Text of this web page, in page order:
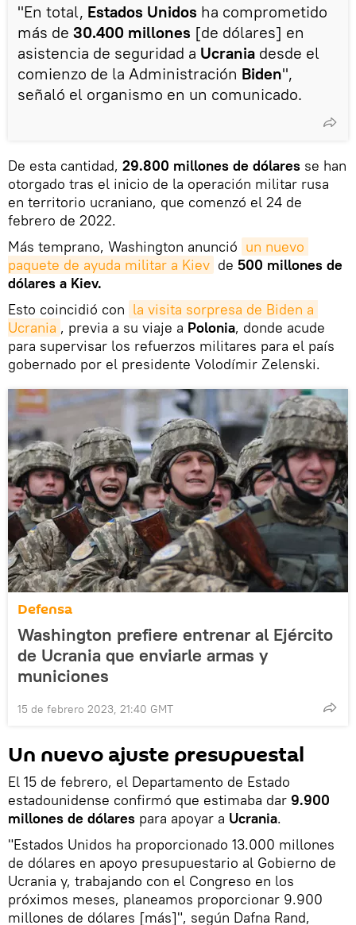
"En total, Estados Unidos ha comprometido
más de 30.400 millones [de dólares] en
asistencia de seguridad a Ucrania desde el
comienzo de la Administración Biden",
señaló el organismo en un comunicado.
De esta cantidad, 29.800 millones de dólares se han
otorgado tras el inicio de la operación militar rusa
en territorio ucraniano, que comenzó el 24 de
febrero de 2022.
Más temprano, Washington anunció un nuevo
paquete de ayuda militar a Kiev de 500 millones de
dólares a Kiev.
Esto coincidió con la visita sorpresa de Biden a
Ucrania , previa a su viaje a Polonia, donde acude
para supervisar los refuerzos militares para el país
gobernado por el presidente Volodímir Zelenski.
Defensa
Washington prefiere entrenar al Ejército
de Ucrania que enviarle armas y
municiones
15 de febrero 2023, 21:40 GMT
Un nuevo ajuste presupuestal
El 15 de febrero, el Departamento de Estado
estadounidense confirmó que estimaba dar 9.900
millones de dólares para apoyar a Ucrania.
"Estados Unidos ha proporcionado 13.000 millones
de dólares en apoyo presupuestario al Gobierno de
Ucrania y, trabajando con el Congreso en los
próximos meses, planeamos proporcionar 9.900
millones de dólares [más]", según Dafna Rand,